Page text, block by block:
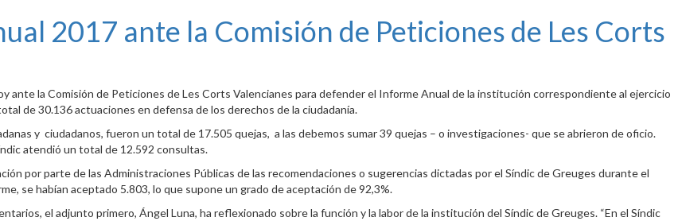
2017 ante la Comisión de Peticiones de Les Corts
ante la Comisión de Peticiones de Les Corts Valencianes para defender el Informe Anual de la institución correspondiente al ejercicio
de 30.136 actuaciones en defensa de los derechos de la ciudadanía.
y ciudadanos, fueron un total de 17.505 quejas, a las debemos sumar 39 quejas – o investigaciones- que se abrieron de oficio.
atendió un total de 12.592 consultas.
por parte de las Administraciones Públicas de las recomendaciones o sugerencias dictadas por el Síndic de Greuges durante el
se habían aceptado 5.803, lo que supone un grado de aceptación de 92,3%.
el adjunto primero, Ángel Luna, ha reflexionado sobre la función y la labor de la institución del Síndic de Greuges. “En el Síndic